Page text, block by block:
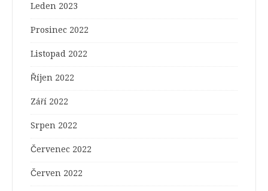
Leden 2023
Prosinec 2022
Listopad 2022
Říjen 2022
Září 2022
Srpen 2022
Červenec 2022
Červen 2022